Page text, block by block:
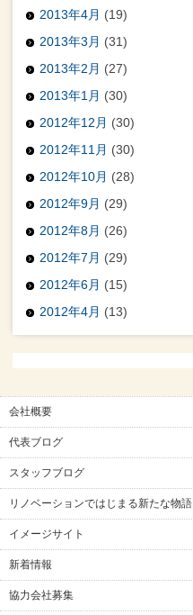
2013年4月 (19)
2013年3月 (31)
2013年2月 (27)
2013年1月 (30)
2012年12月 (30)
2012年11月 (30)
2012年10月 (28)
2012年9月 (29)
2012年8月 (26)
2012年7月 (29)
2012年6月 (15)
2012年4月 (13)
会社概要
代表ブログ
スタッフブログ
リノベーションではじまる新たな物語
イメージサイト
新着情報
協力会社募集